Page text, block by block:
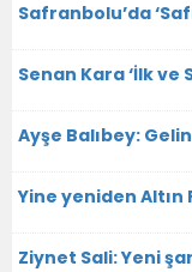
Safranbolu’da
Senan Kara ‘İlk ve
Ayşe Balıbey:
Yine yeniden
Ziynet Sali: Yeni